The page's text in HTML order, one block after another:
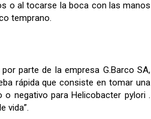
o al tocarse la boca con las manos
temprano.
parte de la empresa G.Barco SA,
rápida que consiste en tomar una
negativo para Helicobacter pylori .
vida”.